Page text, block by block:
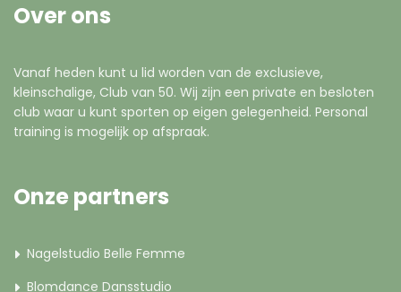
Over ons
Vanaf heden kunt u lid worden van de exclusieve,
kleinschalige, Club van 50. Wij zijn een private en besloten
club waar u kunt sporten op eigen gelegenheid. Personal
training is mogelijk op afspraak.
Onze partners
Nagelstudio Belle Femme
Blomdance Dansstudio